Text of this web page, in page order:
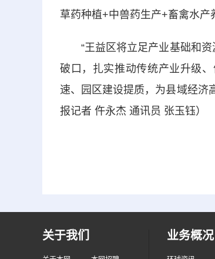
草药种植+中兽药生产+畜禽水产
“王益区将立足产业基础和资
破口，扎实推动传统产业升级
速、园区建设提质，为县域经济
报记者 仵永杰 通讯员 张玉钰）
关于我们 业务概况